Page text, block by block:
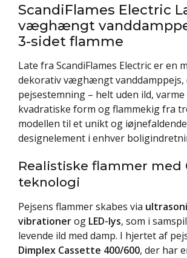
ScandiFlames Electric
væghængt
3-sidet flamme
Late fra ScandiFlames Electric er en
dekorativ væghængt vanddamppejs,
pejsestemning – helt uden ild,
kvadratiske form og flammekig fra
modellen til et unikt og iøjnefaldende
designelement i enhver
Realistiske flammer med
teknologi
Pejsens flammer skabes via
vibrationerog LED-lys, som i
levende ild med damp. I hjertet af
Dimplex Cassette 400/600, der har